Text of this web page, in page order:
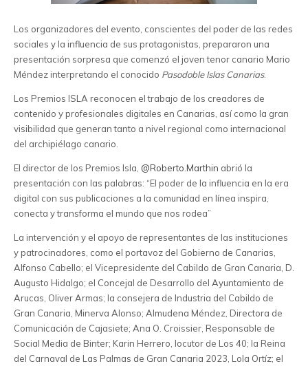
Los organizadores del evento, conscientes del poder de las redes
sociales y la influencia de sus protagonistas, prepararon una
presentación sorpresa que comenzó el joven tenor canario Mario
Méndez interpretando el conocido Pasodoble Islas Canarias.
Los Premios ISLA reconocen el trabajo de los creadores de
contenido y profesionales digitales en Canarias, así como la gran
visibilidad que generan tanto a nivel regional como internacional
del archipiélago canario.
El director de los Premios Isla, @Roberto.Marthin abrió la
presentación con las palabras: “El poder de la influencia en la era
digital con sus publicaciones a la comunidad en línea inspira,
conecta y transforma el mundo que nos rodea”
La intervención y el apoyo de representantes de las instituciones
y patrocinadores, como el portavoz del Gobierno de Canarias,
Alfonso Cabello; el Vicepresidente del Cabildo de Gran Canaria, D.
Augusto Hidalgo; el Concejal de Desarrollo del Ayuntamiento de
Arucas, Oliver Armas; la consejera de Industria del Cabildo de
Gran Canaria, Minerva Alonso; Almudena Méndez, Directora de
Comunicación de Cajasiete; Ana O. Croissier, Responsable de
Social Media de Binter; Karin Herrero, locutor de Los 40; la Reina
del Carnaval de Las Palmas de Gran Canaria 2023, Lola Ortíz; el